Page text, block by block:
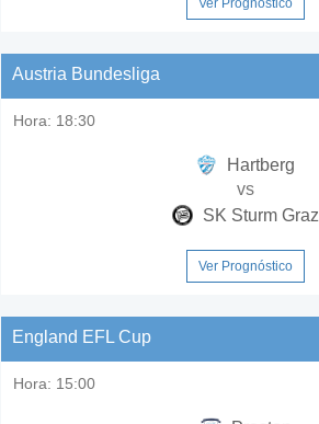
Ver Prognóstico
Austria Bundesliga
Hora: 18:30
Hartberg
vs
SK Sturm Graz
Ver Prognóstico
England EFL Cup
Hora: 15:00